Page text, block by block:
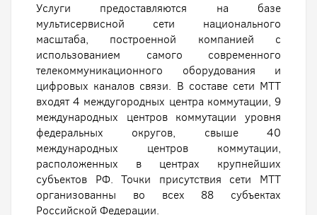
Услуги предоставляются на базе
мультисервисной сети национального
масштаба, построенной компанией с
использованием самого современного
телекоммуникационного оборудования и
цифровых каналов связи. В составе сети МТТ
входят 4 междугородных центра коммутации, 9
международных центров коммутации уровня
федеральных округов, свыше 40
международных центров коммутации,
расположенных в центрах крупнейших
субъектов РФ. Точки присутствия сети МТТ
организованны во всех 88 субъектах
Российской Федерации.